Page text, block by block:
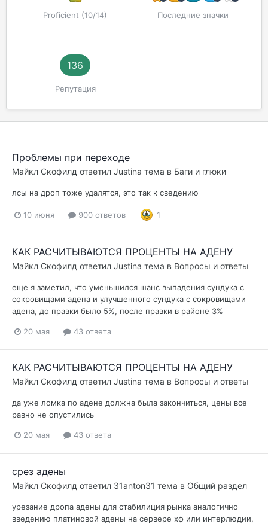
Proficient (10/14) Последние значки
136
Репутация
Проблемы при переходе
Майкл Скофилд ответил Justina тема в Баги и глюки
лсы на дроп тоже удалятся, это так к сведению
10 июня 900 ответов 1
КАК РАСЧИТЫВАЮТСЯ ПРОЦЕНТЫ НА АДЕНУ
Майкл Скофилд ответил Justina тема в Вопросы и ответы
еще я заметил, что уменьшился шанс выпадения сундука с
сокровищами адена и улучшенного сундука с сокровищами
адена, до правки было 5%, после правки в районе 3%
20 мая 43 ответа
КАК РАСЧИТЫВАЮТСЯ ПРОЦЕНТЫ НА АДЕНУ
Майкл Скофилд ответил Justina тема в Вопросы и ответы
да уже ломка по адене должна была закончиться, цены все
равно не опустились
20 мая 43 ответа
срез адены
Майкл Скофилд ответил 31anton31 тема в Общий раздел
урезание дропа адены для стабилиция рынка аналогично
введению платиновой адены на сервере хф или интерлюдии,